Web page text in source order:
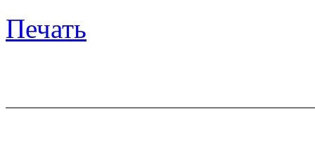
Печать